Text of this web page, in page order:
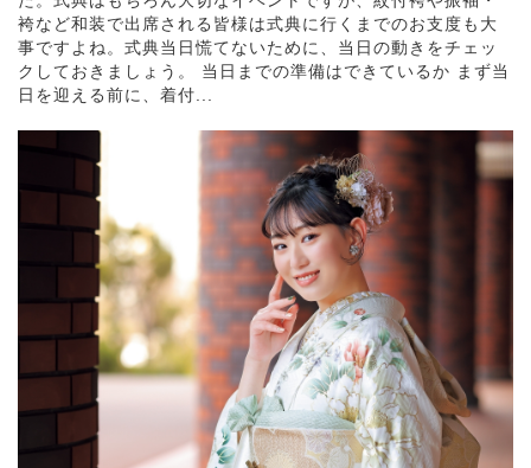
袴など和装で出席される皆様は式典に行くまでのお支度も大
事ですよね。式典当日慌てないために、当日の動きをチェッ
クしておきましょう。 当日までの準備はできているか まず当
日を迎える前に、着付...